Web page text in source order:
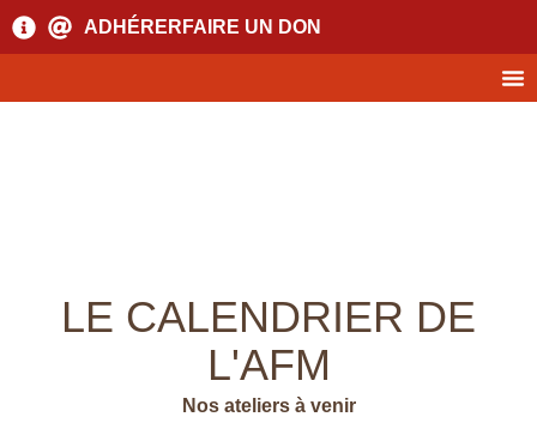
ADHÉRER FAIRE UN DON
LE CALENDRIER DE
L'AFM
Nos ateliers à venir